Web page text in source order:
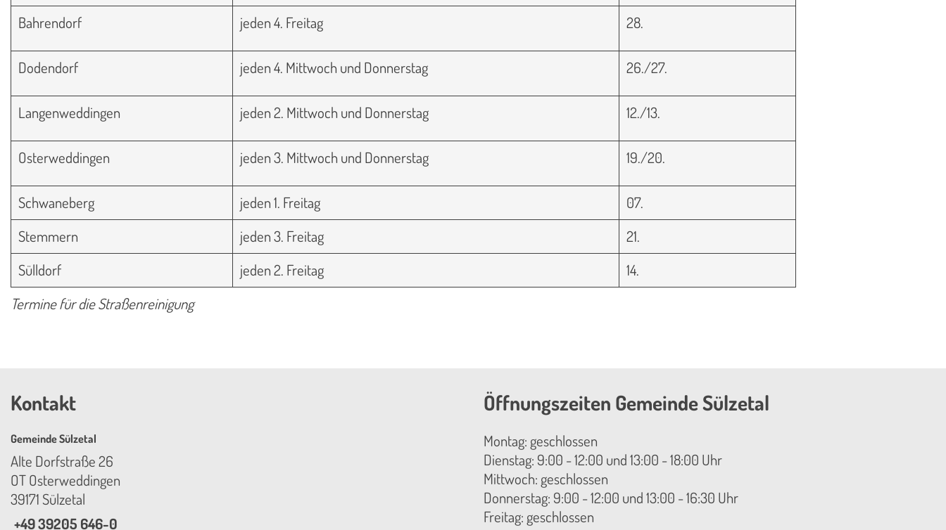
Termine für die Straßenreinigung
Bahrendorf jeden 4. Freitag 28.
Dodendorf jeden 4. Mittwoch und Donnerstag 26./27.
Langenweddingen jeden 2. Mittwoch und Donnerstag 12./13.
Osterweddingen jeden 3. Mittwoch und Donnerstag 19./20.
Schwaneberg jeden 1. Freitag
07.
Stemmern
jeden 3. Freitag
21.
Sülldorf
jeden 2. Freitag 14.
Kontakt
Gemeinde Sülzetal
Alte Dorfstraße 26
OT Osterweddingen
39171 Sülzetal
+49 39205 646-0
Öffnungszeiten Gemeinde Sülzetal
Montag: geschlossen
Dienstag: 9:00 - 12:00 und 13:00 - 18:00 Uhr
Mittwoch: geschlossen
Donnerstag: 9:00 - 12:00 und 13:00 - 16:30 Uhr
Freitag: geschlossen